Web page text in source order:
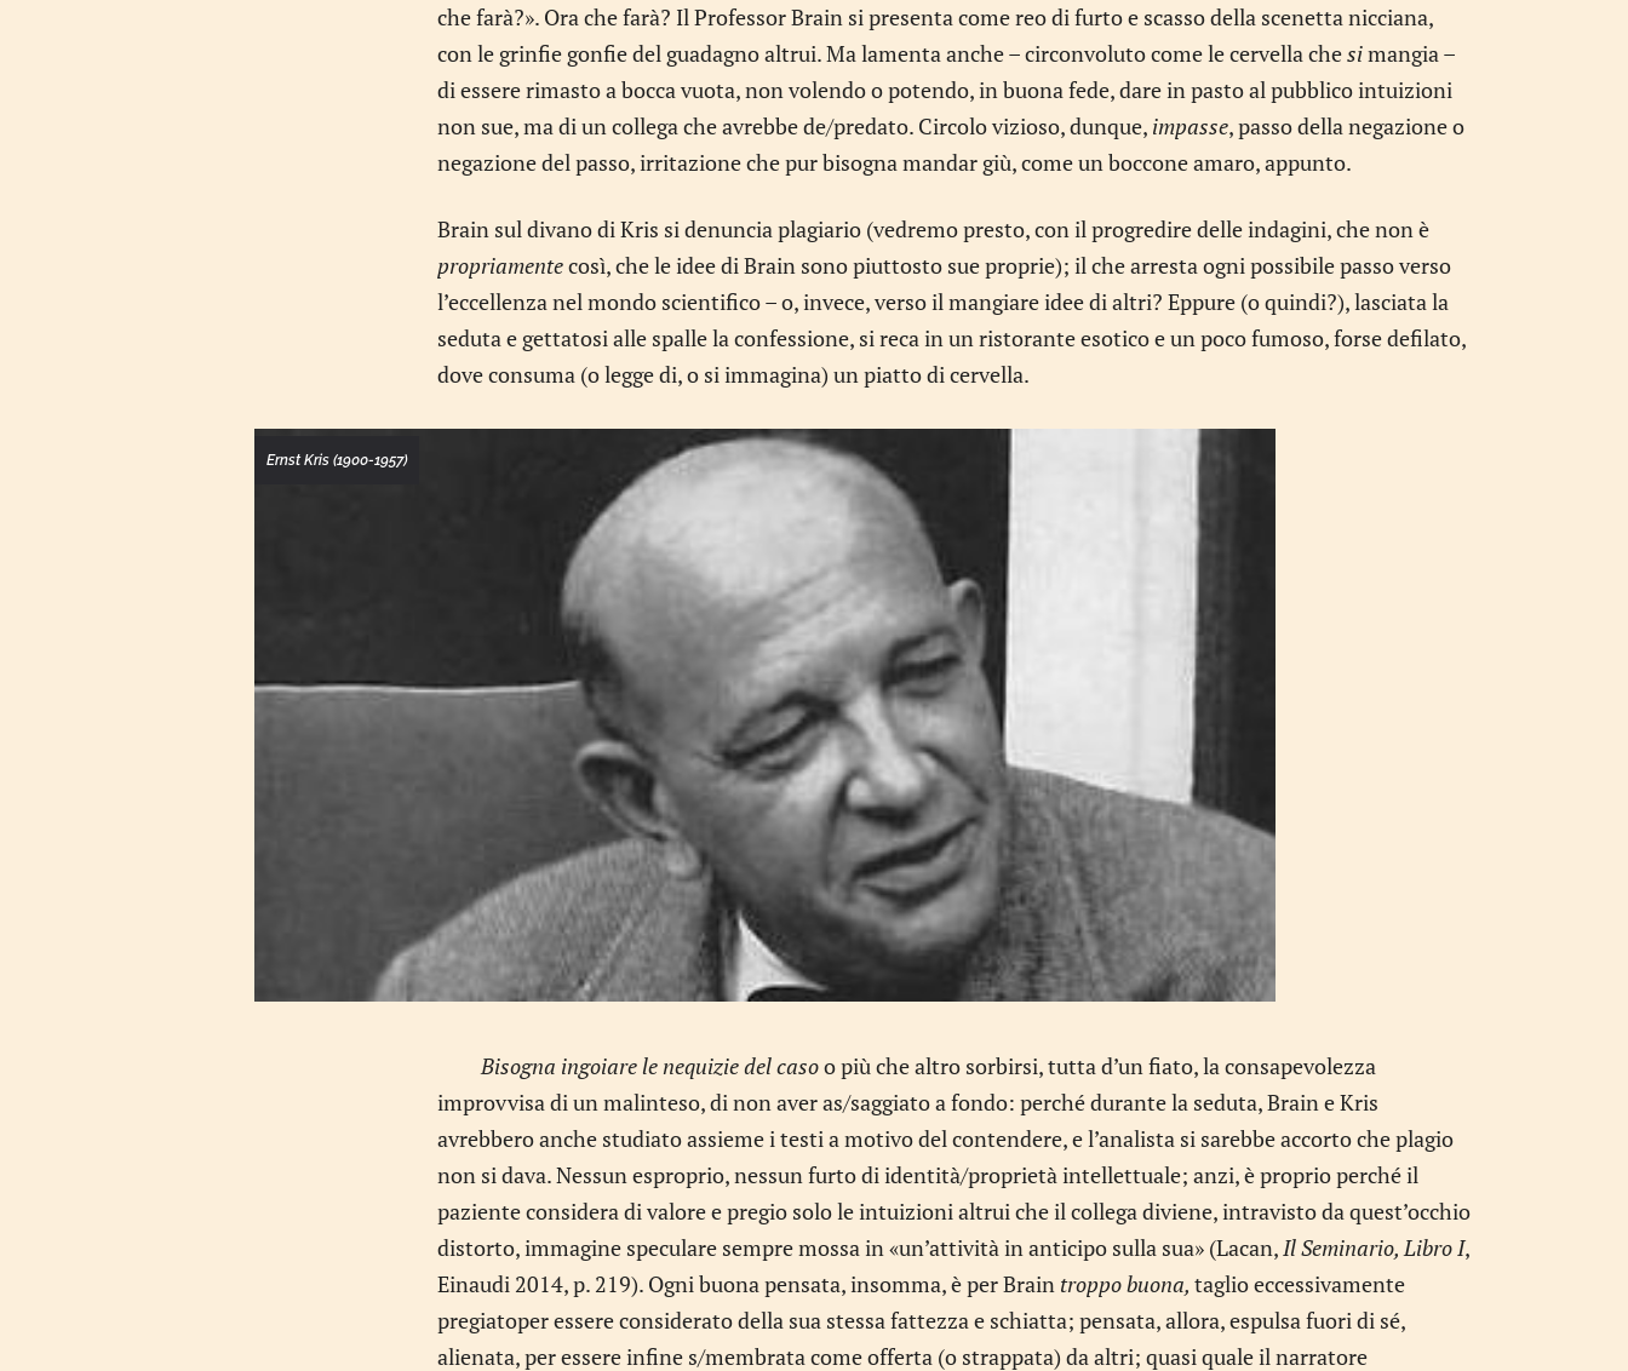
che farà?». Ora che farà? Il Professor Brain si presenta come reo di furto e scasso della scenetta nicciana,
con le grinfie gonfie del guadagno altrui. Ma lamenta anche – circonvoluto come le cervella chesimangia –
di essere rimasto a bocca vuota, non volendo o potendo, in buona fede, dare in pasto al pubblico intuizioni
non sue, ma di un collega che avrebbe de/predato. Circolo vizioso, dunque, impasse, passo della negazione o
negazione del passo, irritazione che pur bisogna mandar giù, come un boccone amaro, appunto.
Brain sul divano di Kris si denuncia plagiario (vedremo presto, con il progredire delle indagini, che non è
propriamentecosì, che le idee di Brain sono piuttosto sue proprie); il che arresta ogni possibile passo verso
l’eccellenza nel mondo scientifico – o, invece, verso il mangiare idee di altri? Eppure (o quindi?), lasciata la
seduta e gettatosi alle spalle la confessione, si reca in un ristorante esotico e un poco fumoso, forse defilato,
dove consuma (o legge di, o si immagina) un piatto di cervella.
Ernst Kris (1900-1957)
Bisogna ingoiare le nequizie del casoo più che altro sorbirsi, tutta d’un fiato, la consapevolezza
improvvisa di un malinteso, di non aver as/saggiato a fondo: perché durante la seduta, Brain e Kris
avrebbero anche studiato assieme i testi a motivo del contendere, e l’analista si sarebbe accorto che plagio
non si dava. Nessun esproprio, nessun furto di identità/proprietà intellettuale; anzi, è proprio perché il
paziente considera di valore e pregio solo le intuizioni altrui che il collega diviene, intravisto da quest’occhio
distorto, immagine speculare sempre mossa in «un’attività in anticipo sulla sua» (Lacan,Il Seminario, Libro I,
Einaudi 2014, p. 219). Ogni buona pensata, insomma, è per Brain troppo buona, taglio eccessivamente
pregiatoper essere considerato della sua stessa fattezza e schiatta; pensata, allora, espulsa fuori di sé,
alienata, per essere infine s/membrata come offerta (o strappata) da altri; quasi quale il narratore